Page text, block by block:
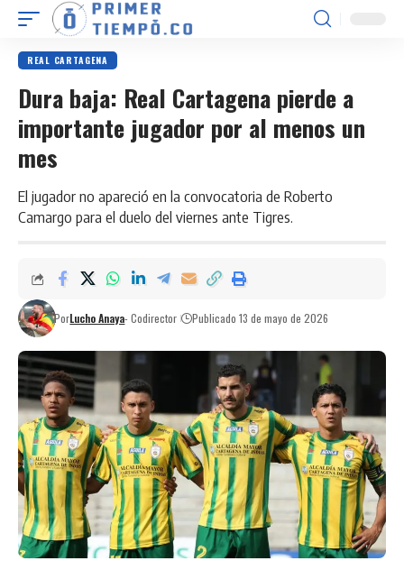
REAL CARTAGENA
Dura baja: Real Cartagena pierde a
importante jugador por al menos un
mes
El jugador no apareció en la convocatoria de Roberto
Camargo para el duelo del viernes ante Tigres.
PorLucho Anaya- Codirector Publicado 13 de mayo de 2026